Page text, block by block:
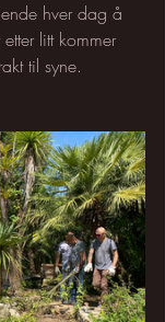
hver dag å
litt kommer
til syne.